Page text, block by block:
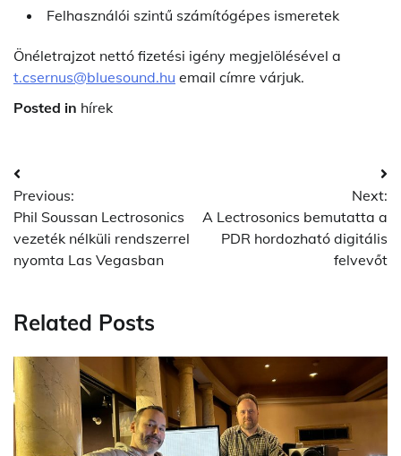
Felhasználói szintű számítógépes ismeretek
Önéletrajzot nettó fizetési igény megjelölésével a
t.csernus@bluesound.hu email címre várjuk.
Posted in hírek
Post
navigation
Previous:
Phil Soussan Lectrosonics
vezeték nélküli rendszerrel
nyomta Las Vegasban
Next:
A Lectrosonics bemutatta a
PDR hordozható digitális
felvevőt
Related Posts